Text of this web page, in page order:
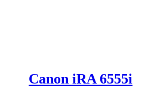
Canon iRA 6555i